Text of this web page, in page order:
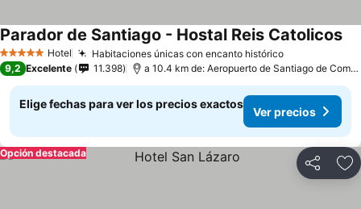
5 Estrellas Hotel Habitaciones únicas con encanto histórico
Parador de Santiago - Hostal Reis Catolicos
9,2 Excelente 11.398 a 10.4 km de: Aeropuerto de Santiago de Compostela
Elige fechas para ver los precios exactos
Ver precios
Compartir
Opción destacada